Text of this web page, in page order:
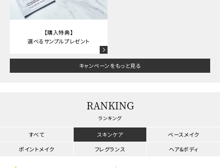
【購入特典】
選べるサンプルプレゼント
キャンペーンをもっと見る
RANKING
ランキング
すべて スキンケア
ベースメイク
ポイントメイク
フレグランス ヘア&ボディ